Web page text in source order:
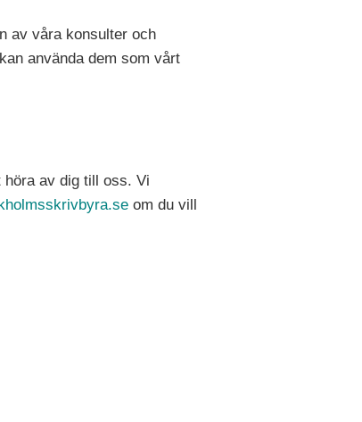
av våra konsulter och
använda dem som vårt
av dig till oss. Vi
om du vill